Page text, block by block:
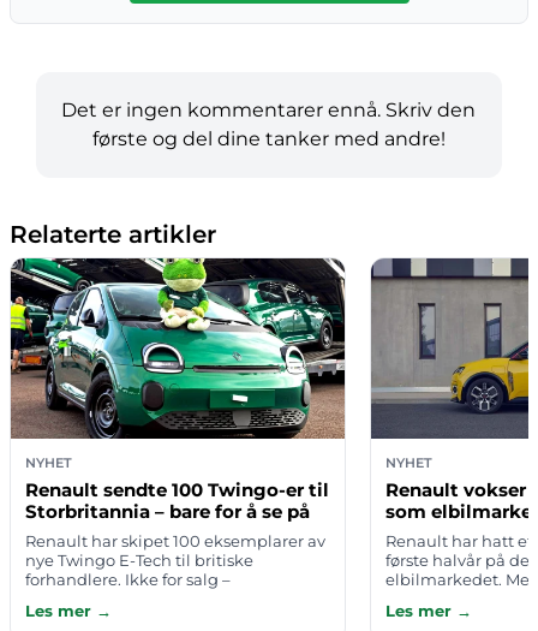
Det er ingen kommentarer ennå. Skriv den
første og del dine tanker med andre!
Relaterte artikler
NYHET
Renault sendte 100 Twingo-er til
Storbritannia – bare for å se på
Renault har skipet 100 eksemplarer av
nye Twingo E-Tech til britiske
forhandlere. Ikke for salg –
er der, du kan se på den, ta på den,
Les mer →
NYHET
Renault vokser
som
Renault har hatt
første halvår på
elbilmarkedet.
seks første
Les mer →